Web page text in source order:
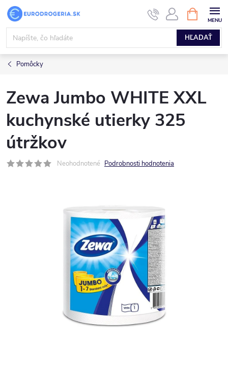
Prejsť
obsah
HĽADAŤ
KOŠÍK
Pomôcky
Zewa Jumbo WHITE XXL
kuchynské utierky 325
útržkov
Neohodnotené Podrobnosti hodnotenia